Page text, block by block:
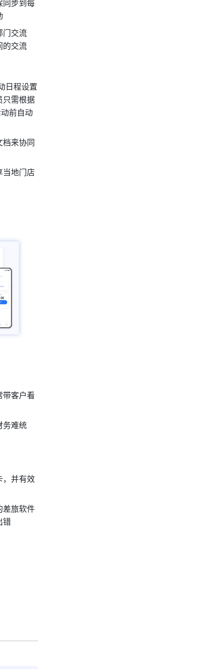
同步到每
门交流
的交流
日程设置
只需根据
前自动
档来协同
当地门店
带客户看
务难统
，并有效
差旅软件
错